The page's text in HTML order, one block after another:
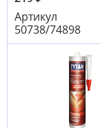
Артикул
50738/74898